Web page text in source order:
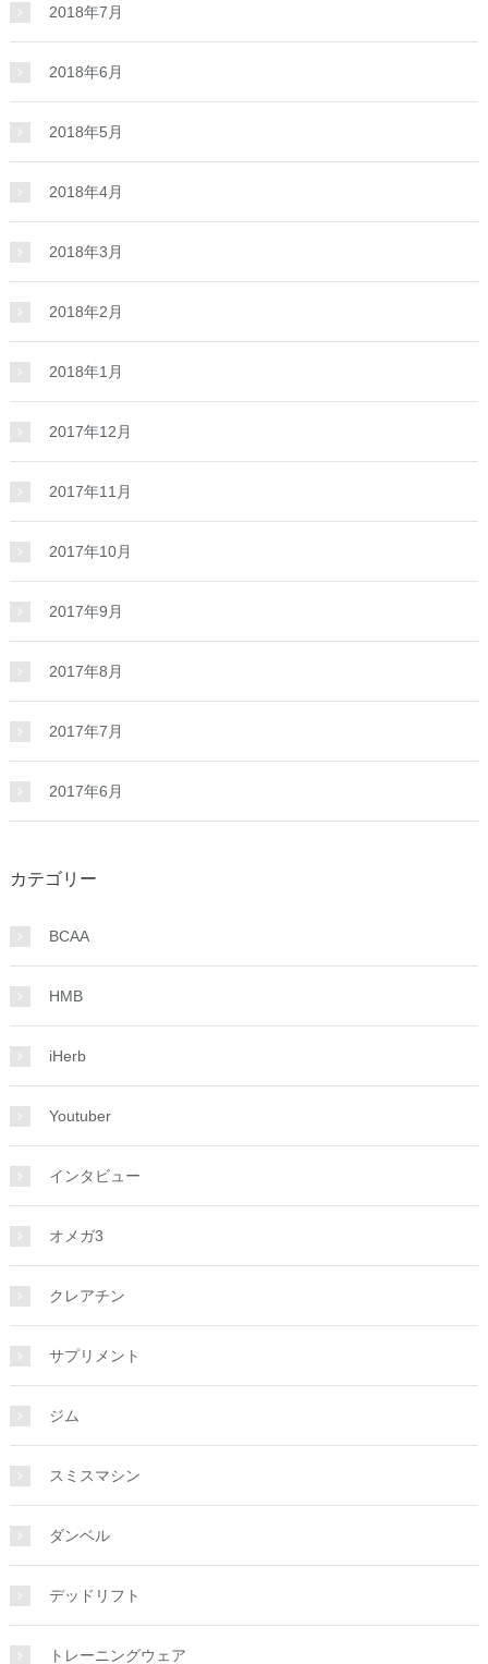
2018年7月
2018年6月
2018年5月
2018年4月
2018年3月
2018年2月
2018年1月
2017年12月
2017年11月
2017年10月
2017年9月
2017年8月
2017年7月
2017年6月
カテゴリー
BCAA
HMB
iHerb
Youtuber
インタビュー
オメガ3
クレアチン
サプリメント
ジム
スミスマシン
ダンベル
デッドリフト
トレーニングウェア